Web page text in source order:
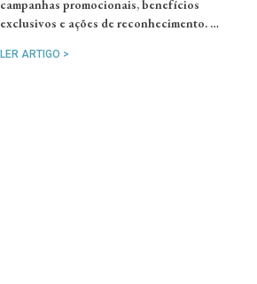
campanhas promocionais, benefícios
exclusivos e ações de reconhecimento. …
LER ARTIGO >